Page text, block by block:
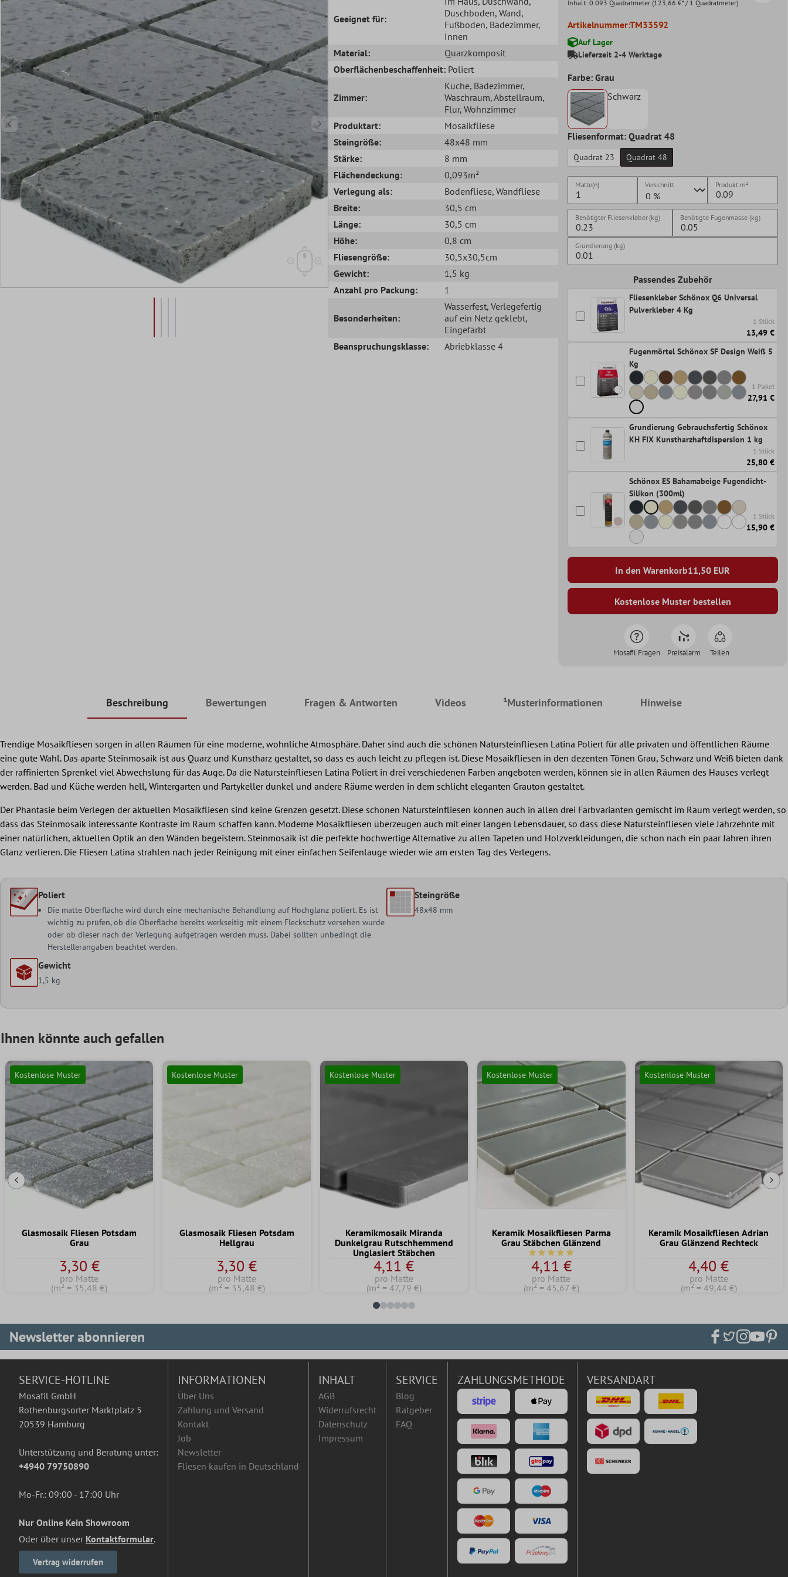
Geeignet für:
Duschboden, Wand,
Fußboden, Badezimmer,
Innen
Material:
Quarzkomposit
Oberflächenbeschaffenheit: Poliert
Zimmer:
Küche, Badezimmer,
Waschraum, Abstellraum,
Flur, Wohnzimmer
Produktart:
Mosaikfliese
Steingröße:
48x48 mm
Stärke:
8 mm
Flächendeckung:
0,093m²
Verlegung als:
Bodenfliese, Wandfliese
Breite:
30,5 cm
Länge:
30,5 cm
Höhe:
0,8 cm
Fliesengröße:
30,5x30,5cm
Gewicht:
1,5 kg
Anzahl pro Packung:
1
Besonderheiten:
Wasserfest, Verlegefertig
auf ein Netz geklebt,
Eingefärbt
Beanspruchungsklasse:
Abriebklasse 4
Inhalt: 0.093 Quadratmeter (123,66 €* / 1 Quadratmeter)
Artikelnummer:TM33592
Auf Lager
Lieferzeit 2-4 Werktage
Farbe: Grau
Schwarz
Fliesenformat: Quadrat 48
Quadrat 23 Quadrat 48
Matte(n) Verschnitt Produkt m²
Benötigter Fliesenkleber (kg) Benötigte Fugenmasse (kg)
Grundierung (kg)
Passendes Zubehör
Fliesenkleber Schönox Q6 Universal
Pulverkleber 4 Kg
1 Stück
13,49 €
Fugenmörtel Schönox SF Design Weiß 5
Kg
1 Paket
27,91 €
Grundierung Gebrauchsfertig Schönox
KH FIX Kunstharzhaftdispersion 1 kg
1 Stück
25,80 €
Schönox ES Bahamabeige Fugendicht-
Silikon (300ml)
1 Stück
15,90 €
In den Warenkorb11,50 EUR
Kostenlose Muster bestellen
Mosafil Fragen Preisalarm Teilen
Beschreibung Bewertungen Fragen & Antworten Videos ¹Musterinformationen Hinweise
Trendige Mosaikfliesen sorgen in allen Räumen für eine moderne, wohnliche Atmosphäre. Daher sind auch die schönen Natursteinfliesen Latina Poliert für alle privaten und öffentlichen Räume
eine gute Wahl. Das aparte Steinmosaik ist aus Quarz und Kunstharz gestaltet, so dass es auch leicht zu pflegen ist. Diese Mosaikfliesen in den dezenten Tönen Grau, Schwarz und Weiß bieten dank
der raffinierten Sprenkel viel Abwechslung für das Auge. Da die Natursteinfliesen Latina Poliert in drei verschiedenen Farben angeboten werden, können sie in allen Räumen des Hauses verlegt
werden. Bad und Küche werden hell, Wintergarten und Partykeller dunkel und andere Räume werden in dem schlicht eleganten Grauton gestaltet.
Der Phantasie beim Verlegen der aktuellen Mosaikfliesen sind keine Grenzen gesetzt. Diese schönen Natursteinfliesen können auch in allen drei Farbvarianten gemischt im Raum verlegt werden, so
dass das Steinmosaik interessante Kontraste im Raum schaffen kann. Moderne Mosaikfliesen überzeugen auch mit einer langen Lebensdauer, so dass diese Natursteinfliesen viele Jahrzehnte mit
einer natürlichen, aktuellen Optik an den Wänden begeistern. Steinmosaik ist die perfekte hochwertige Alternative zu allen Tapeten und Holzverkleidungen, die schon nach ein paar Jahren ihren
Glanz verlieren. Die Fliesen Latina strahlen nach jeder Reinigung mit einer einfachen Seifenlauge wieder wie am ersten Tag des Verlegens.
Poliert
Die matte Oberfläche wird durch eine mechanische Behandlung auf Hochglanz poliert. Es ist
wichtig zu prüfen, ob die Oberfläche bereits werkseitig mit einem Fleckschutz versehen wurde
oder ob dieser nach der Verlegung aufgetragen werden muss. Dabei sollten unbedingt die
Herstellerangaben beachtet werden.
Steingröße
48x48 mm
Gewicht
1,5 kg
Ihnen könnte auch gefallen
Vorherige Folie
Kostenlose Muster
Glasmosaik Fliesen Potsdam
Grau
3,30 €
pro Matte
(m² = 35,48 €)
Kostenlose Muster
Glasmosaik Fliesen Potsdam
Hellgrau
3,30 €
pro Matte
(m² = 35,48 €)
Kostenlose Muster
Keramikmosaik Miranda
Dunkelgrau Rutschhemmend
Unglasiert Stäbchen
4,11 €
pro Matte
(m² = 47,79 €)
Kostenlose Muster
Keramik Mosaikfliesen Parma
Grau Stäbchen Glänzend
Durchschnittliche Bewertung von 5 von 5 Sternen
4,11 €
pro Matte
(m² = 45,67 €)
Kostenlose Muster
Keramik Mosaikfliesen Adrian
Grau Glänzend Rechteck
4,40 €
pro Matte
(m² = 49,44 €)
Newsletter abonnieren
SERVICE-HOTLINE
Mosafil GmbH
Rothenburgsorter Marktplatz 5
20539 Hamburg
Unterstützung und Beratung unter:
+4940 79750890
Mo-Fr.: 09:00 - 17:00 Uhr
Nur Online Kein Showroom
Oder über unser Kontaktformular.
Vertrag widerrufen
INFORMATIONEN
Über Uns
Zahlung und Versand
Kontakt
Job
Newsletter
Fliesen kaufen in Deutschland
INHALT
AGB
Widerrufsrecht
Datenschutz
Impressum
SERVICE
Blog
Ratgeber
FAQ
ZAHLUNGSMETHODE VERSANDART